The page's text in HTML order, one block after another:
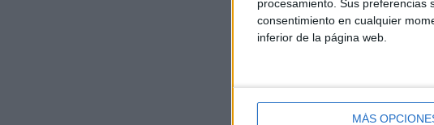
procesamiento. Sus preferencias
consentimiento en cualquier
inferior de la página web.
MÁS